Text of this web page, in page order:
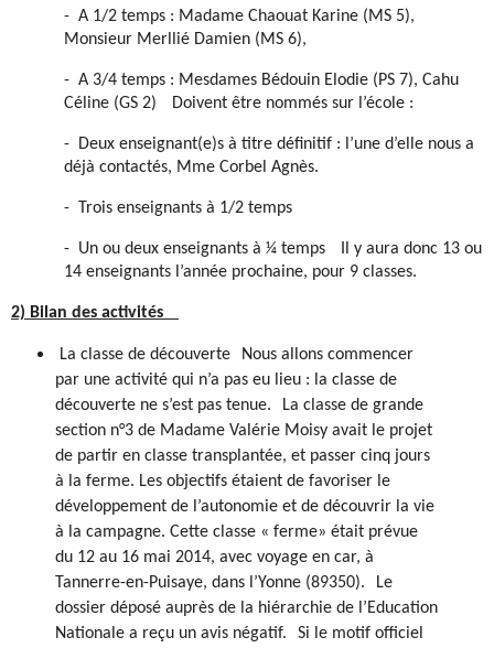
- A 1/2 temps : Madame Chaouat Karine (MS 5),
Monsieur Merllié Damien (MS 6),
- A 3/4 temps : Mesdames Bédouin Elodie (PS 7), Cahu
Céline (GS 2)
Doivent être nommés sur l’école :
-
Deux enseignant(e)s à titre définitif : l’une d’elle nous a
déjà contactés, Mme Corbel Agnès.
- Trois enseignants à 1/2 temps
- Un ou deux enseignants à 1⁄4 temps
Il y aura donc 13 ou
14 enseignants l’année prochaine, pour 9 classes.
2) Bilan des activités
La classe de découverte
Nous allons commencer
par une activité qui n’a pas eu lieu : la classe de
découverte ne s’est pas tenue. La classe de grande
section n°3 de Madame Valérie Moisy avait le projet
de partir en classe transplantée, et passer cinq jours
à la ferme. Les objectifs étaient de favoriser le
développement de l’autonomie et de découvrir la vie
à la campagne. Cette classe « ferme» était prévue
du 12 au 16 mai 2014, avec voyage en car, à
Tannerre-en-Puisaye, dans l’Yonne (89350). Le
dossier déposé auprès de la hiérarchie de l’Education
Nationale a reçu un avis négatif. Si le motif officiel